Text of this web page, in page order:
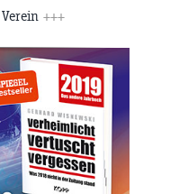
+++